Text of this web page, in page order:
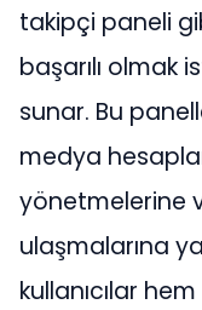
takipçi paneli
başarılı olmak
sunar. Bu
medya
yönetmelerine
ulaşmalarına
kullanıcılar